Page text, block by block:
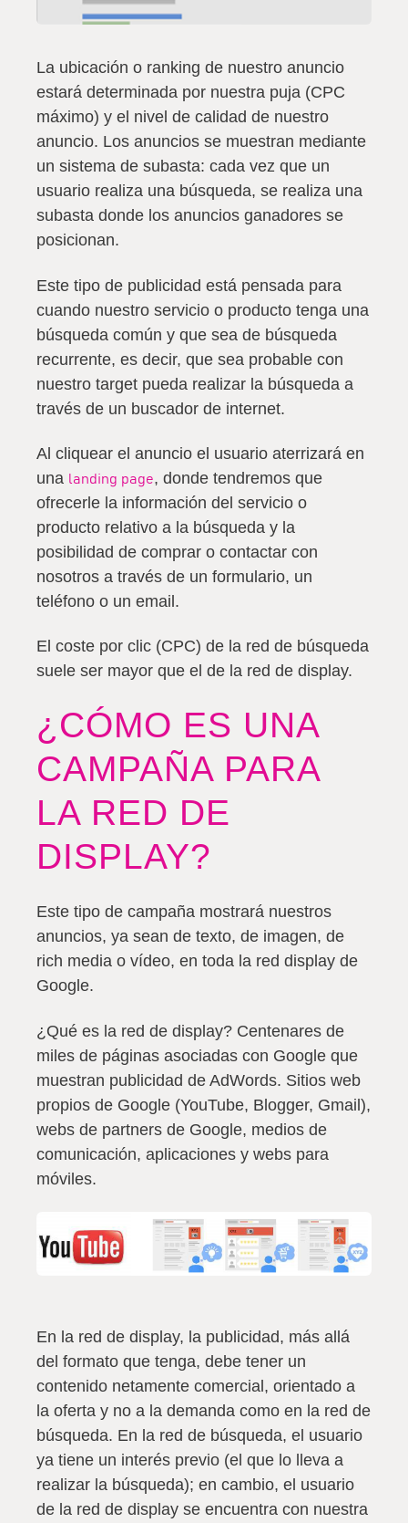
La ubicación o ranking de nuestro anuncio
estará determinada por nuestra puja (CPC
máximo) y el nivel de calidad de nuestro
anuncio. Los anuncios se muestran mediante
un sistema de subasta: cada vez que un
usuario realiza una búsqueda, se realiza una
subasta donde los anuncios ganadores se
posicionan.
Este tipo de publicidad está pensada para
cuando nuestro servicio o producto tenga una
búsqueda común y que sea de búsqueda
recurrente, es decir, que sea probable con
nuestro target pueda realizar la búsqueda a
través de un buscador de internet.
Al cliquear el anuncio el usuario aterrizará en
una landing page, donde tendremos que
ofrecerle la información del servicio o
producto relativo a la búsqueda y la
posibilidad de comprar o contactar con
nosotros a través de un formulario, un
teléfono o un email.
El coste por clic (CPC) de la red de búsqueda
suele ser mayor que el de la red de display.
¿CÓMO ES UNA
CAMPAÑA PARA
LA RED DE
DISPLAY?
Este tipo de campaña mostrará nuestros
anuncios, ya sean de texto, de imagen, de
rich media o vídeo, en toda la red display de
Google.
¿Qué es la red de display? Centenares de
miles de páginas asociadas con Google que
muestran publicidad de AdWords. Sitios web
propios de Google (YouTube, Blogger, Gmail),
webs de partners de Google, medios de
comunicación, aplicaciones y webs para
móviles.
En la red de display, la publicidad, más allá
del formato que tenga, debe tener un
contenido netamente comercial, orientado a
la oferta y no a la demanda como en la red de
búsqueda. En la red de búsqueda, el usuario
ya tiene un interés previo (el que lo lleva a
realizar la búsqueda); en cambio, el usuario
de la red de display se encuentra con nuestra